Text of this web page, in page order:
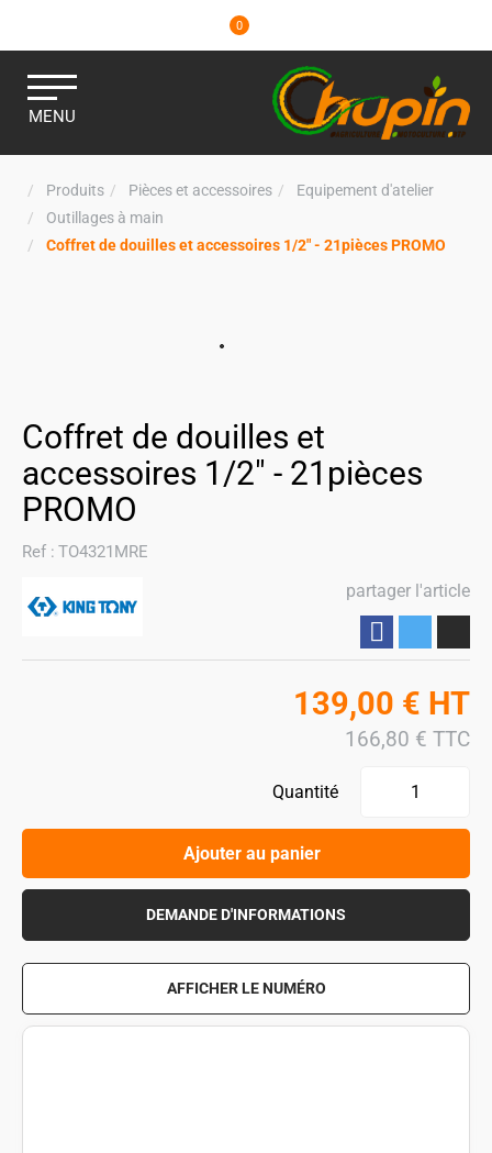
0
MENU
Produits Pièces et accessoires
Equipement d'atelier
Outillages à main
Coffret de douilles et accessoires 1/2" - 21pièces PROMO
Coffret de douilles et
accessoires 1/2" - 21pièces
PROMO
Ref : TO4321MRE
partager l'article
139,00 € HT
166,80 € TTC
Quantité
Ajouter au panier
DEMANDE D'INFORMATIONS
AFFICHER LE NUMÉRO